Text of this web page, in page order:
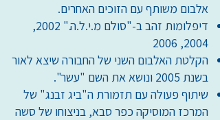
אלבום משותף עם הזוכים האחרים.
דיפלומות זהב ב-"סולם מ.י.ל.ה." 2002,
2004, 2006
הקלטת האלבום השני של החבורה שיצא לאור
בשנת 2005 ונושא את השם "עשר".
שיתוף פעולה עם תזמורת ה"ביג זבנג" של
המרכז המוסיקה כפר סבא, בניצוחו של סשה